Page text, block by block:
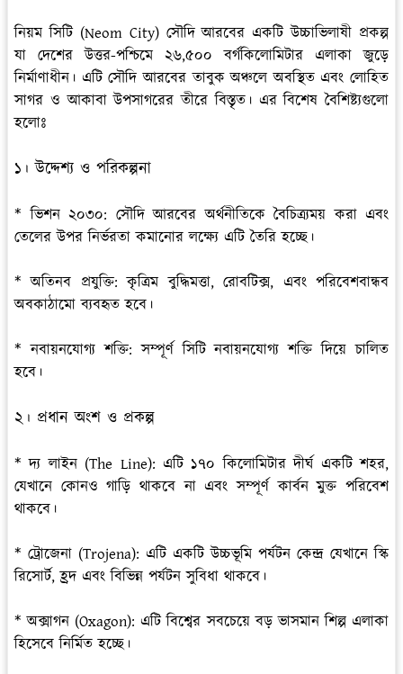
নিয়ম সিটি (Neom City) সৌদি আরবের একটি উচ্চাভিলাষী প্রকল্প
যা দেশের উত্তর-পশ্চিমে ২৬,৫০০ বর্গকিলোমিটার এলাকা জুড়ে
নির্মাণাধীন। এটি সৌদি আরবের তাবুক অঞ্চলে অবস্থিত এবং লোহিত
সাগর ও আকাবা উপসাগরের তীরে বিস্তৃত। এর বিশেষ বৈশিষ্ট্যগুলো
হলোঃ
১। উদ্দেশ্য ও পরিকল্পনা
* ভিশন ২০৩০: সৌদি আরবের অর্থনীতিকে বৈচিত্র্যময় করা এবং
তেলের উপর নির্ভরতা কমানোর লক্ষ্যে এটি তৈরি হচ্ছে।
* অতিনব প্রযুক্তি: কৃত্রিম বুদ্ধিমত্তা, রোবটিক্স, এবং পরিবেশবান্ধব
অবকাঠামো ব্যবহৃত হবে।
* নবায়নযোগ্য শক্তি: সম্পূর্ণ সিটি নবায়নযোগ্য শক্তি দিয়ে চালিত
হবে।
২। প্রধান অংশ ও প্রকল্প
* দ্য লাইন (The Line): এটি ১৭০ কিলোমিটার দীর্ঘ একটি শহর,
যেখানে কোনও গাড়ি থাকবে না এবং সম্পূর্ণ কার্বন মুক্ত পরিবেশ
থাকবে।
* ট্রোজেনা (Trojena): এটি একটি উচ্চভূমি পর্যটন কেন্দ্র যেখানে স্কি
রিসোর্ট, হ্রদ এবং বিভিন্ন পর্যটন সুবিধা থাকবে।
* অক্সাগন (Oxagon): এটি বিশ্বের সবচেয়ে বড় ভাসমান শিল্প এলাকা
হিসেবে নির্মিত হচ্ছে।